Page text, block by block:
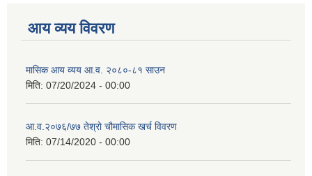
आय व्यय विवरण
मासिक आय व्यय आ.व. २०८०-८१ साउन
मिति: 07/20/2024 - 00:00
आ.व.२०७६/७७ तेश्रो चौमासिक खर्च विवरण
मिति: 07/14/2020 - 00:00